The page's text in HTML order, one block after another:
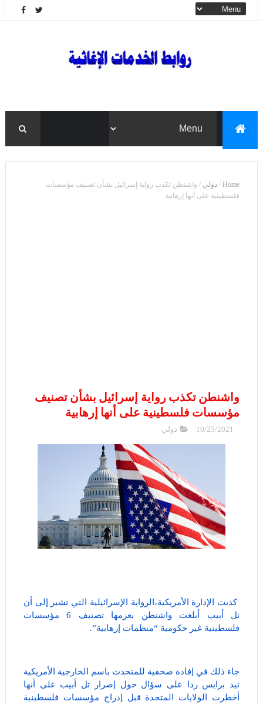
Home
/ دولي / واشنطن تكذب رواية إسرائيل بشأن تصنيف مؤسسات
فلسطينية على أنها إرهابية
واشنطن تكذب رواية إسرائيل بشأن تصنيف
مؤسسات فلسطينية على أنها إرهابية
10/25/2021 دولي
كذبت الإدارة الأمريكية،الرواية الإسرائيلية التي تشير إلى أن
تل أبيب أبلغت واشنطن بعزمها تصنيف 6 مؤسسات
فلسطينية غير حكومية “منظمات إرهابية”.
جاء ذلك في إفادة صحفية للمتحدث باسم الخارجية الأمريكية
نيد برايس ردا على سؤال حول إصرار تل أبيب على أنها
أخطرت الولايات المتحدة قبل إدراج مؤسسات فلسطينية